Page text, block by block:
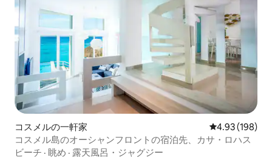
コスメルの一軒家 レビュー198
4.93 (198)
コスメル島のオーシャンフロントの宿泊先、カサ・ロハス
ビーチ · 眺め · 露天風呂・ジャグジー